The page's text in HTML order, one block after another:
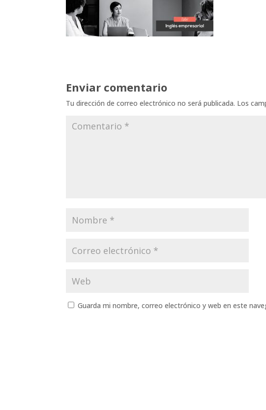
Enviar comentario
Tu dirección de correo electrónico no será publicada. Los
Guarda mi nombre, correo electrónico y web en este